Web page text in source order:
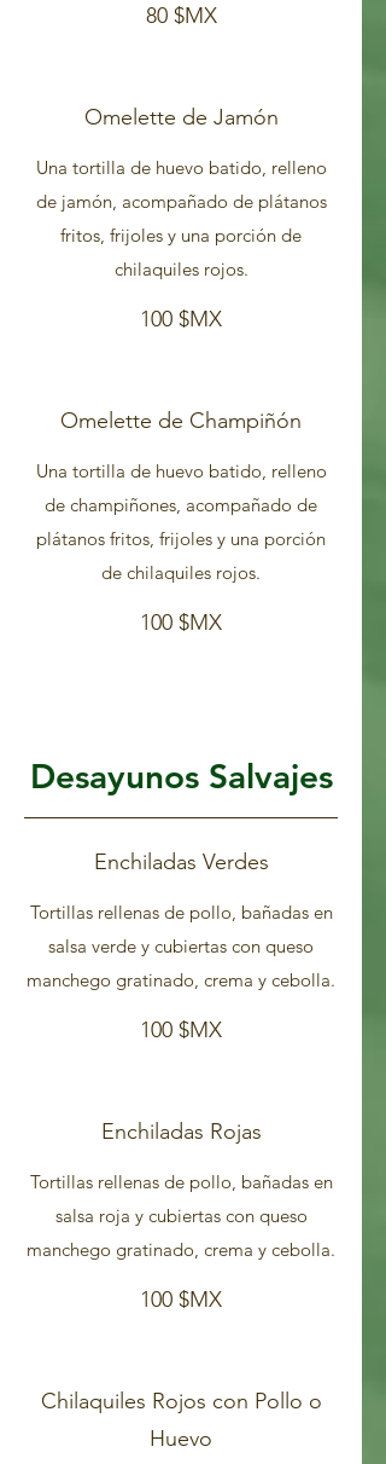
80 $MX
Omelette de Jamón
Una tortilla de huevo batido, relleno
de jamón, acompañado de plátanos
fritos, frijoles y una porción de
100 $MX
Omelette de Champiñón
Una tortilla de huevo batido, relleno
de champiñones, acompañado de
plátanos fritos, frijoles y una porción
de chilaquiles rojos.
100 $MX
Desayunos Salvajes
Enchiladas Verdes
Tortillas rellenas de pollo, bañadas en
salsa verde y cubiertas con queso
manchego gratinado, crema y cebolla.
100 $MX
Enchiladas Rojas
Tortillas rellenas de pollo, bañadas en
salsa roja y cubiertas con queso
manchego gratinado, crema y cebolla.
100 $MX
Chilaquiles Rojos con Pollo o
Huevo